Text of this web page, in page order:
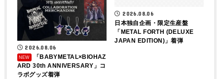
2026.08.06
「BABYMETAL×BIOHAZ
ARD 30th ANNIVERSARY」コ
ラボグッズ着弾
2026.08.06
日本独自企画・限定生産盤
「METAL FORTH (DELUXE
JAPAN EDITION)」着弾